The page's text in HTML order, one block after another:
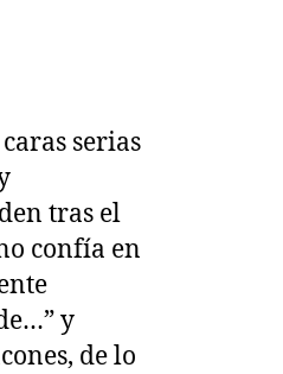
serias
tras el
confía en
y
de lo